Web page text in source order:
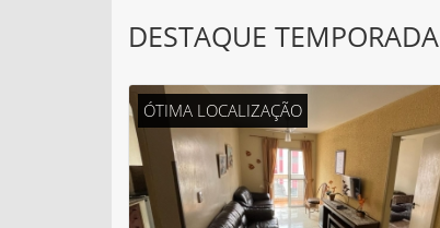
DESTAQUE TEMPORADA
ÓTIMA LOCALIZAÇÃO